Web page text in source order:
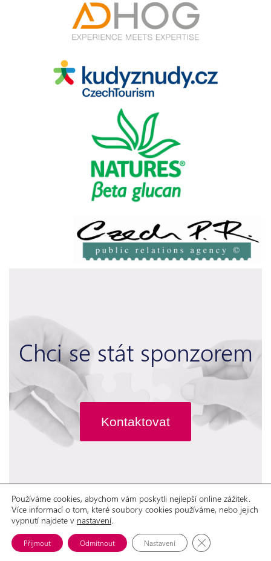
Chci se stát sponzorem
Kontaktovat
© 2026 Aliance žen s rakovinou prsu, o.p.s.
GDPR
Prohlášení o přístupnosti
Možnosti spolupráce
Používáme cookies, abychom vám poskytli nejlepší online zážitek.
Více informací o tom, které soubory cookies používáme, nebo jejich
vypnutí najdete v nastavení.
Přijmout Odmítnout Nastavení Zavřít cookie lištu